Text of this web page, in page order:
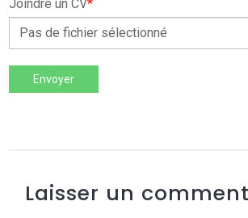
Joindre un CV*
Pas de fichier sélectionné
Envoyer
Laisser un